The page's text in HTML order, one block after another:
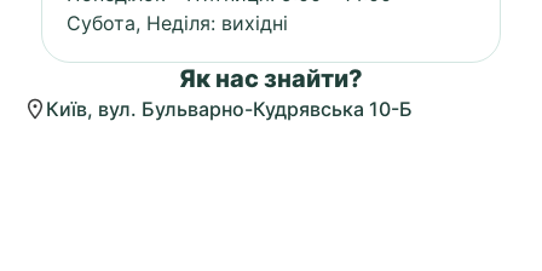
Субота, Неділя: вихідні
Як нас знайти?
Київ, вул. Бульварно-Кудрявська 10-Б